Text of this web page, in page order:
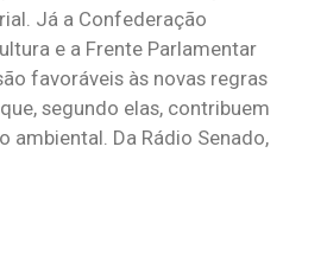
Já a Confederação
e a Frente Parlamentar
favoráveis às novas regras
segundo elas, contribuem
ambiental. Da Rádio Senado,